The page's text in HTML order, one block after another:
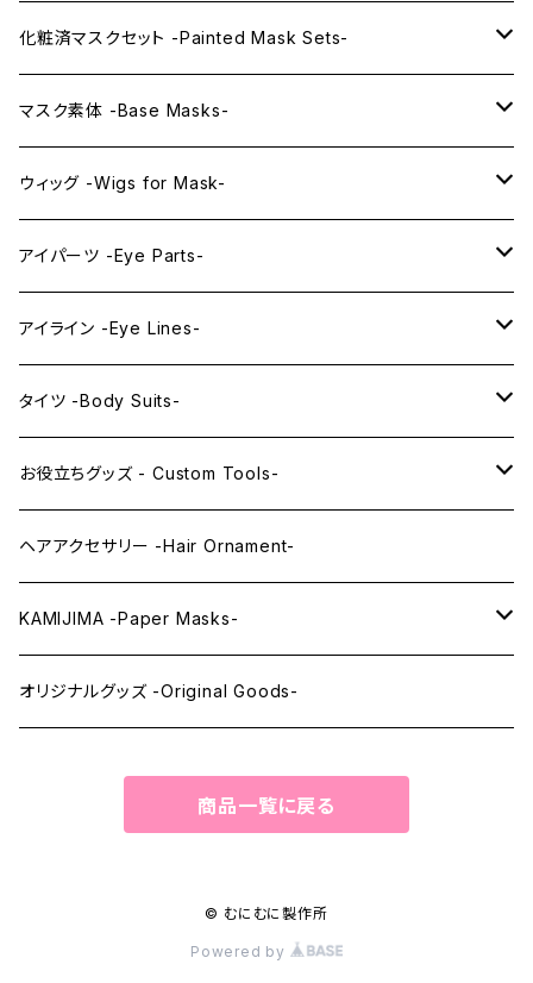
KAWAII PREMIUM Mask & Wig Sets
プレミアムマスク素体-Premium base masks-
プレミアムウィッグ -Premium Wigs-
プレミアムレンズアイ -Premium Lens eye-
化粧済マスクセット -Painted Mask Sets-
KAWAII EX series
KAWAII series
IDOL series
PRINCESS series
KAWAII Little series
マスク素体 -Base Masks-
アニメマスク -Anime Masks-
ドールマスク -Doll Masks-
ウィッグ -Wigs for Mask-
ロング -Long-
ミドル -Middle-
アイパーツ -Eye Parts-
レンズアイ -Lens Eyes-
レンズアイ
レンズアイEX
クリスタルアイ -Crystal Eyes-
アイライン -Eye Lines-
アイラインステッカー -Eye Line Stickers-
まゆ毛 -Eyebrows-
まつ毛 -Eyelash-
タイツ -Body Suits-
全身タイツ -Full Body Suits-
上半身タイツ -Upper Body Suits-
お役立ちグッズ - Custom Tools-
カスタム用品 -Custom Tools-
ウィッグメンテナンス -Wig Maintenance-
ヘアアクセサリー -Hair Ornament-
KAMIJIMA -Paper Masks-
ペーパーマスク -Paper Masks-
オリジナルグッズ -Original Goods-
商品一覧に戻る
© むにむに製作所
Powered by